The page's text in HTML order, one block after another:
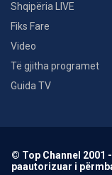
Shqipëria LIVE
Fiks Fare
Video
Të gjitha programet
Guida TV
© Top Channel 2001
paautorizuar i